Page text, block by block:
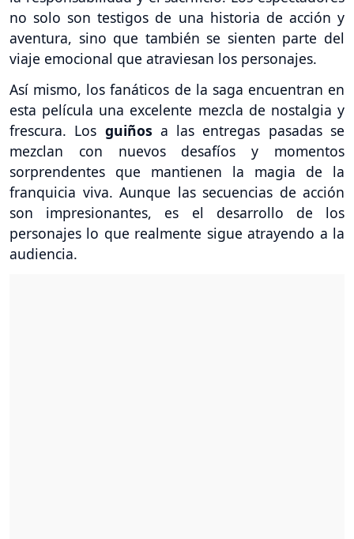
no solo son testigos de una historia de acción y
aventura, sino que también se sienten parte del
viaje emocional que atraviesan los personajes.
Así mismo, los fanáticos de la saga encuentran en
esta película una excelente mezcla de nostalgia y
frescura. Los guiños a las entregas pasadas se
mezclan con nuevos desafíos y momentos
sorprendentes que mantienen la magia de la
franquicia viva. Aunque las secuencias de acción
son impresionantes, es el desarrollo de los
personajes lo que realmente sigue atrayendo a la
audiencia.